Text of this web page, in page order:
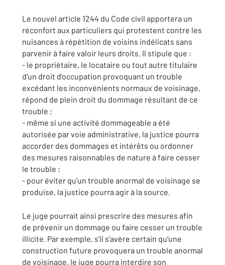
Le nouvel article 1244 du Code civil apportera un
réconfort aux particuliers qui protestent contre les
nuisances à répétition de voisins indélicats sans
parvenir à faire valoir leurs droits. Il stipule que :
- le propriétaire, le locataire ou tout autre titulaire
d'un droit d'occupation provoquant un trouble
excédant les inconvénients normaux de voisinage,
répond de plein droit du dommage résultant de ce
trouble ;
- même si une activité dommageable a été
autorisée par voie administrative, la justice pourra
accorder des dommages et intérêts ou ordonner
des mesures raisonnables de nature à faire cesser
le trouble ;
- pour éviter qu'un trouble anormal de voisinage se
produise, la justice pourra agir à la source.
Le juge pourrait ainsi prescrire des mesures afin
de prévenir un dommage ou faire cesser un trouble
illicite. Par exemple, s'il s’avère certain qu’une
construction future provoquera un trouble anormal
de voisinage, le juge pourra interdire son